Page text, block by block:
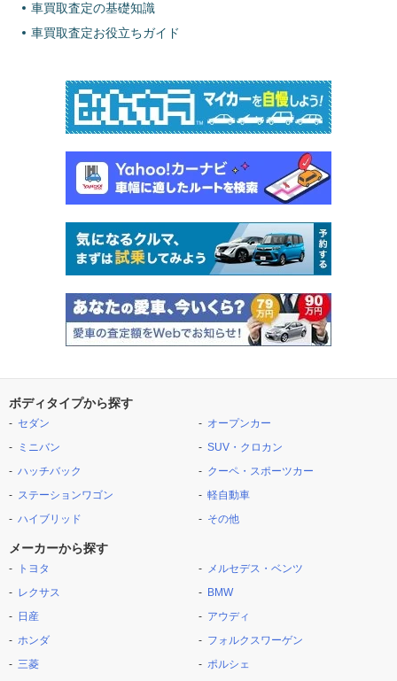
車買取査定の基礎知識
車買取査定お役立ちガイド
ボディタイプから探す
セダン
ミニバン
ハッチバック
ステーションワゴン
ハイブリッド
オープンカー
SUV・クロカン
クーペ・スポーツカー
軽自動車
その他
メーカーから探す
トヨタ
レクサス
日産
ホンダ
三菱
メルセデス・ベンツ
BMW
アウディ
フォルクスワーゲン
ポルシェ